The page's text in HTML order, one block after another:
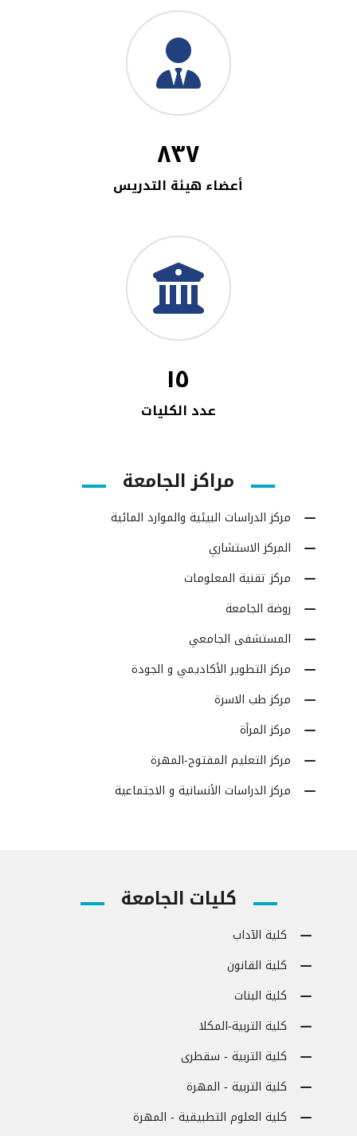
٨٣٧
أعضاء هيئة التدريس
١٥
عدد الكليات
مراكز الجامعة
مركز الدراسات البيئية والموارد المائية
المركز الاستشاري
مركز تقنية المعلومات
روضة الجامعة
المستشفى الجامعي
مركز التطوير الأكاديمي و الجودة
مركز طب الاسرة
مركز المرأة
مركز التعليم المفتوح-المهرة
مركز الدراسات الأنسانية و الاجتماعية
كليات الجامعة
كلية الآداب
كلية القانون
كلية البنات
كلية التربية-المكلا
كلية التربية - سقطرى
كلية التربية - المهرة
كلية العلوم التطبيقية - المهرة